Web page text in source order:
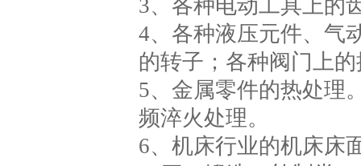
3、各种电动工具上的
4、各种液压元件、气
的转子；各种阀门上
5、金属零件的热处理
频淬火处理。
6、机床行业的机床床